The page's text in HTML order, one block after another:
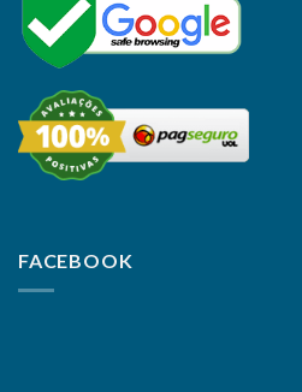
FACEBOOK